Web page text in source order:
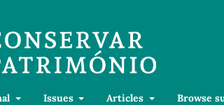
Issues Articles Browse